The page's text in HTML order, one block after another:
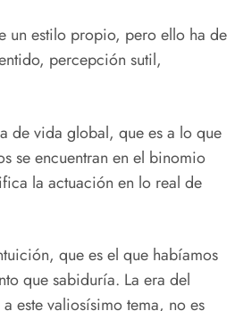
un estilo propio, pero ello ha de
percepción sutil,
de vida global, que es a lo que
se encuentran en el binomio
la actuación en lo real de
que es el que habíamos
que sabiduría. La era del
este valiosísimo tema, no es